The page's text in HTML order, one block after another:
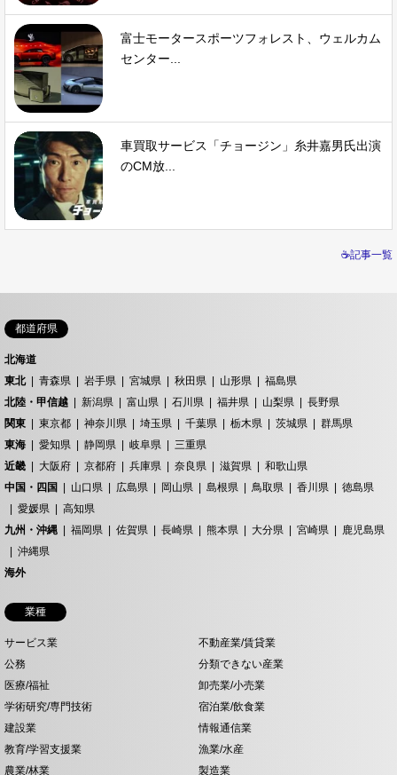
富士モータースポーツフォレスト、ウェルカム
センター...
車買取サービス「チョージン」糸井嘉男氏出演
のCM放...
☕記事一覧
都道府県
北海道
東北
青森県 岩手県 宮城県 秋田県 山形県
福島県
北陸・甲信越
新潟県 富山県 石川県 福井県 山梨県
長野県
関東
東京都 神奈川県 埼玉県 千葉県 栃木県 茨城県
群馬県
東海
愛知県 静岡県 岐阜県
三重県
近畿
大阪府 京都府 兵庫県 奈良県 滋賀県
和歌山県
中国・四国
山口県 広島県 岡山県 島根県 鳥取県 香川県
徳島県
愛媛県
高知県
九州・沖縄
福岡県 佐賀県 長崎県 熊本県 大分県 宮崎県
鹿児島県
沖縄県
海外
業種
サービス業
不動産業/賃貸業
公務
分類できない産業
医療/福祉
卸売業/小売業
学術研究/専門技術
宿泊業/飲食業
建設業
情報通信業
教育/学習支援業
漁業/水産
農業/林業
製造業